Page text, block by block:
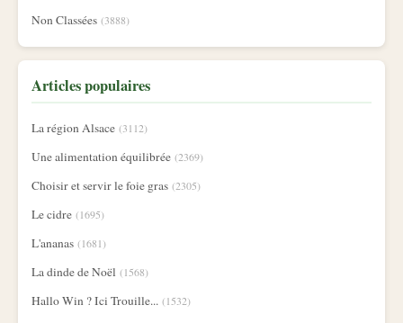
Non Classées (3888)
Articles populaires
La région Alsace (3112)
Une alimentation équilibrée (2369)
Choisir et servir le foie gras (2305)
Le cidre (1695)
L'ananas (1681)
La dinde de Noël (1568)
Hallo Win ? Ici Trouille... (1532)